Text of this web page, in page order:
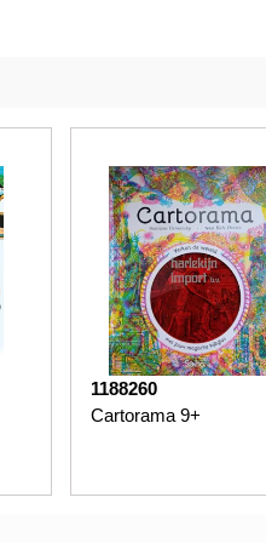
1188260
Cartorama 9+